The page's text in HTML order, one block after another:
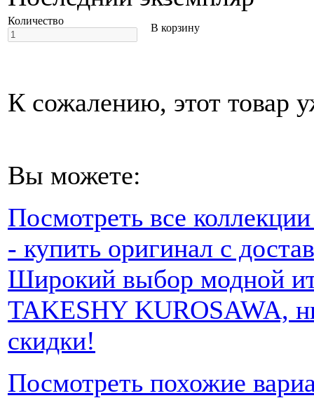
Количество
В корзину
К сожалению, этот товар
Вы можете:
Посмотреть все
- купить оригинал с
Широкий выбор модной
TAKESHY KUROSAWA,
скидки!
Посмотреть похожие